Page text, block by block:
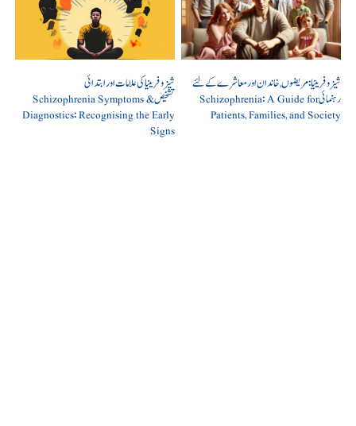
شیزوفرینیا: مریضوں, خاندان اور معاشرے کے لئے
رہنمائی Schizophrenia: A Guide for
Patients, Families, and Society
شیزوفرینیا کی علامات اور ابتدائی
تشخیص Schizophrenia Symptoms &
Diagnostics: Recognising the Early
Signs